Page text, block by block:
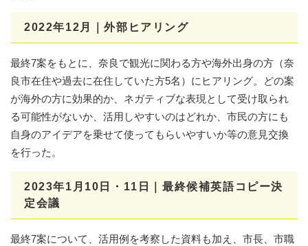
2022年12 月｜外部ヒアリング
最終7案をもとに、奈良で観光に関わる方や海外出身の方（奈
良市在住や過去に在住していた方5名）にヒアリング。どの案
が海外の方に効果的か、ネガティブな表現として受け取られ
る可能性がないか、活用しやすいのはどれか、市民の方にも
自身のアイデアを乗せて使ってもらいやすいか等の意見交換
を行った。
2023年1 月 10 日・ 11 日｜最終候補英語コピー決
定会議
最終7案について、活用例を考察した資料も加え、市長、市職